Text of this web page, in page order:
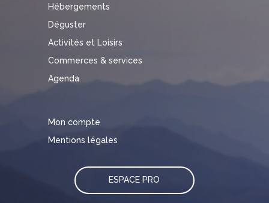
Hébergements
Déguster
Activités et Loisirs
Commerces & services
Agenda
Mon compte
Mentions légales
ESPACE PRO